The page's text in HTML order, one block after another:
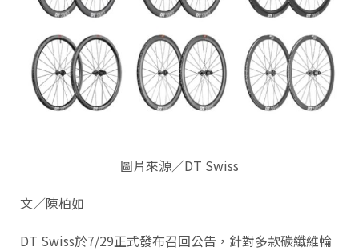
圖片來源／DT Swiss
文／陳柏如
DT Swiss於7/29正式發布召回公告，針對多款碳纖維輪